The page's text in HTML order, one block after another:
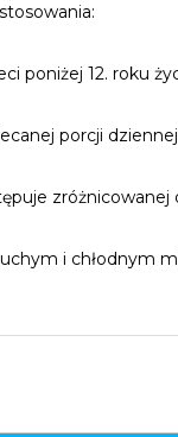
poniżej 12. roku
porcji dziennej
zróżnicowanej
i chłodnym